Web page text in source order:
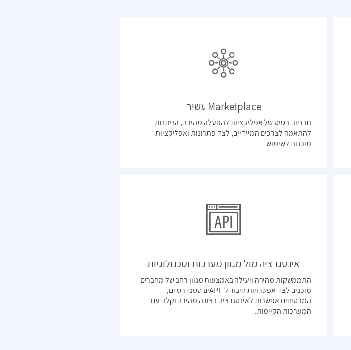
Marketplace עשיר
תבניות בסיס של אפליקציות להפעלה מהירה, הניתנות
להתאמה לצרכים המיידיים, לצד פתרונות ואפליקציות
מוכנות לשימוש
אינטגרציה מול מגוון מערכות וטכנולוגיות
התממשקות מהירה ויעילה באמצעות מגוון רחב של מחברים
מוכנים לצד אפשרויות חיבור ל- APIים סטנדרטיים,
המבטיחים אפשרות לאינטגרציה בצורה מהירה וקלה עם
המערכות הקיימות.